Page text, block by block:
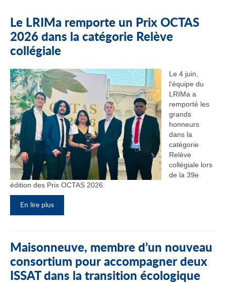
Le LRIMa remporte un Prix OCTAS
2026 dans la catégorie Relève
collégiale
Le 4 juin,
l'équipe du
LRIMa a
remporté les
grands
honneurs
dans la
catégorie
Relève
collégiale lors
de la 39e
édition des Prix OCTAS 2026.
En lire plus
Maisonneuve, membre d’un nouveau
consortium pour accompagner deux
ISSAT dans la transition écologique